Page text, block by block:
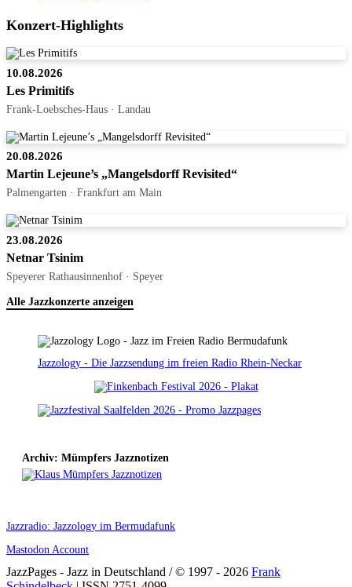
Konzert-Highlights
10.08.2026
Les Primitifs
Frank-Loebsches-Haus · Landau
20.08.2026
Martin Lejeune’s „Mangelsdorff Revisited“
Palmengarten · Frankfurt am Main
23.08.2026
Netnar Tsinim
Speyerer Rathausinnenhof · Speyer
Alle Jazzkonzerte anzeigen
Jazzology - Die Jazzsendung im freien Radio Rhein-Neckar
Archiv: Mümpfers Jazznotizen
Jazzradio: Jazzology im Bermudafunk
Mastodon Account
JazzPages - Jazz in Deutschland / © 1997 - 2026 Frank